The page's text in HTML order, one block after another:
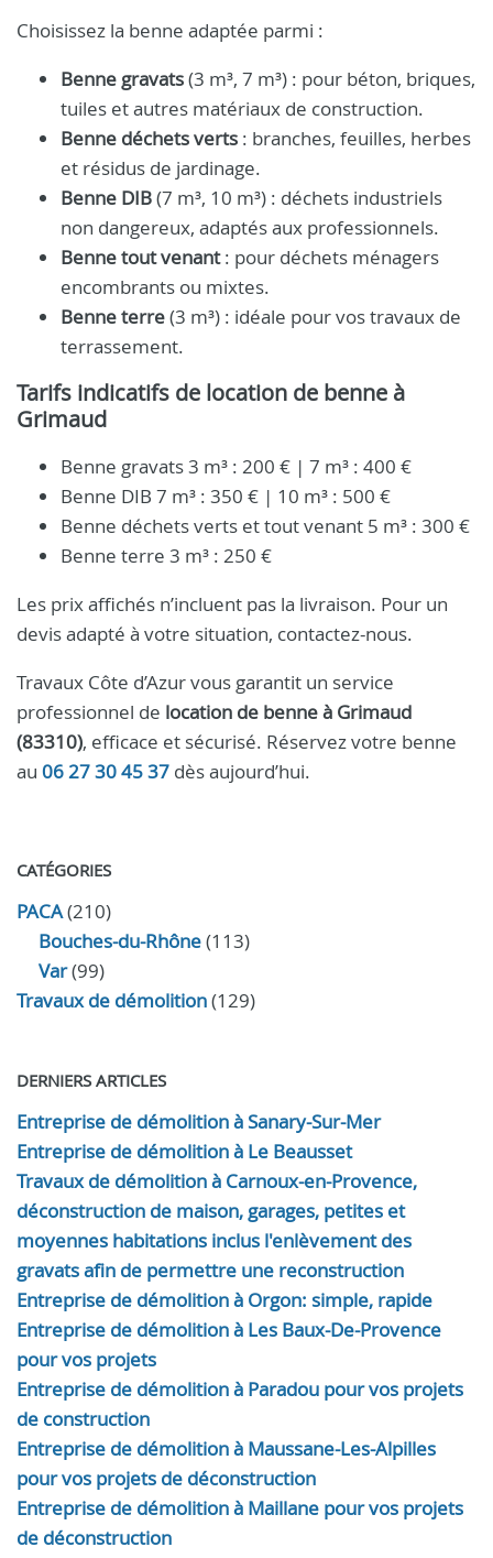
Choisissez la benne adaptée parmi :
Benne gravats(3 m³, 7 m³) : pour béton, briques,
tuiles et autres matériaux de construction.
Benne déchets verts : branches, feuilles, herbes
et résidus de jardinage.
Benne DIB(7 m³, 10 m³) : déchets industriels
non dangereux, adaptés aux professionnels.
Benne tout venant: pour déchets ménagers
encombrants ou mixtes.
Benne terre(3 m³) : idéale pour vos travaux de
terrassement.
Tarifs indicatifs de location de benne à
Grimaud
Benne gravats 3 m³ : 200 € | 7 m³ : 400 €
Benne DIB 7 m³ : 350 € | 10 m³ : 500 €
Benne déchets verts et tout venant 5 m³ : 300 €
Benne terre 3 m³ : 250 €
Les prix affichés n’incluent pas la livraison. Pour un
devis adapté à votre situation, contactez-nous.
Travaux Côte d’Azur vous garantit un service
professionnel de location de benne à Grimaud
(83310), efficace et sécurisé. Réservez votre benne
au 06 27 30 45 37 dès aujourd’hui.
CATÉGORIES
PACA(210)
Bouches-du-Rhône(113)
Var(99)
Travaux de démolition(129)
DERNIERS ARTICLES
Entreprise de démolition à Sanary-Sur-Mer
Entreprise de démolition à Le Beausset
Travaux de démolition à Carnoux-en-Provence,
déconstruction de maison, garages, petites et
moyennes habitations inclus l'enlèvement des
gravats afin de permettre une reconstruction
Entreprise de démolition à Orgon: simple, rapide
Entreprise de démolition à Les Baux-De-Provence
pour vos projets
Entreprise de démolition à Paradou pour vos projets
de construction
Entreprise de démolition à Maussane-Les-Alpilles
pour vos projets de déconstruction
Entreprise de démolition à Maillane pour vos projets
de déconstruction